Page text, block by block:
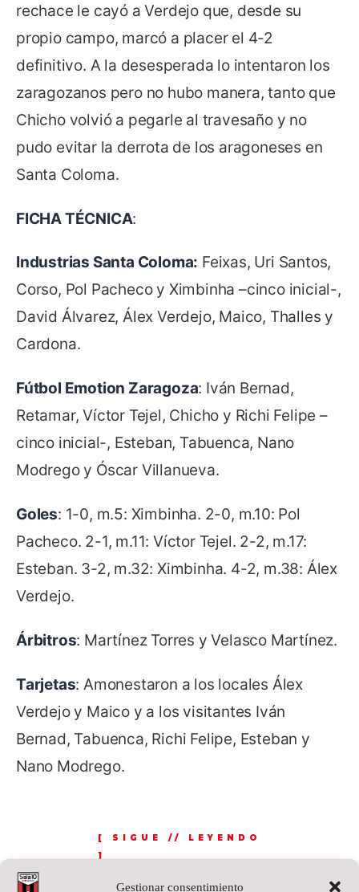
Gestionar consentimiento
rechace le cayó a Verdejo que, desde su
propio campo, marcó a placer el 4-2
definitivo. A la desesperada lo intentaron los
zaragozanos pero no hubo manera, tanto que
Chicho volvió a pegarle al travesaño y no
pudo evitar la derrota de los aragoneses en
Santa Coloma.
FICHA TÉCNICA:
Industrias Santa Coloma: Feixas, Uri Santos,
Corso, Pol Pacheco y Ximbinha –cinco inicial-,
David Álvarez, Álex Verdejo, Maico, Thalles y
Cardona.
Fútbol Emotion Zaragoza: Iván Bernad,
Retamar, Víctor Tejel, Chicho y Richi Felipe –
cinco inicial-, Esteban, Tabuenca, Nano
Modrego y Óscar Villanueva.
Goles: 1-0, m.5: Ximbinha. 2-0, m.10: Pol
Pacheco. 2-1, m.11: Víctor Tejel. 2-2, m.17:
Esteban. 3-2, m.32: Ximbinha. 4-2, m.38: Álex
Verdejo.
Árbitros: Martínez Torres y Velasco Martínez.
Tarjetas: Amonestaron a los locales Álex
Verdejo y Maico y a los visitantes Iván
Bernad, Tabuenca, Richi Felipe, Esteban y
Nano Modrego.